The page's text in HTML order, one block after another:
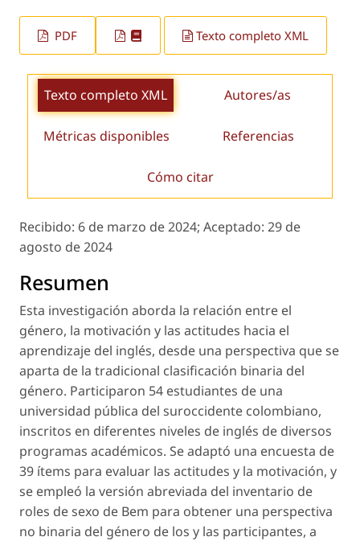
PDF Texto completo XML
Texto completo XML Autores/as
Métricas disponibles Referencias
Cómo citar
Recibido: 6 de marzo de 2024; Aceptado: 29 de
agosto de 2024
Resumen
Esta investigación aborda la relación entre el
género, la motivación y las actitudes hacia el
aprendizaje del inglés, desde una perspectiva que se
aparta de la tradicional clasificación binaria del
género. Participaron 54 estudiantes de una
universidad pública del suroccidente colombiano,
inscritos en diferentes niveles de inglés de diversos
programas académicos. Se adaptó una encuesta de
39 ítems para evaluar las actitudes y la motivación, y
se empleó la versión abreviada del inventario de
roles de sexo de Bem para obtener una perspectiva
no binaria del género de los y las participantes, a